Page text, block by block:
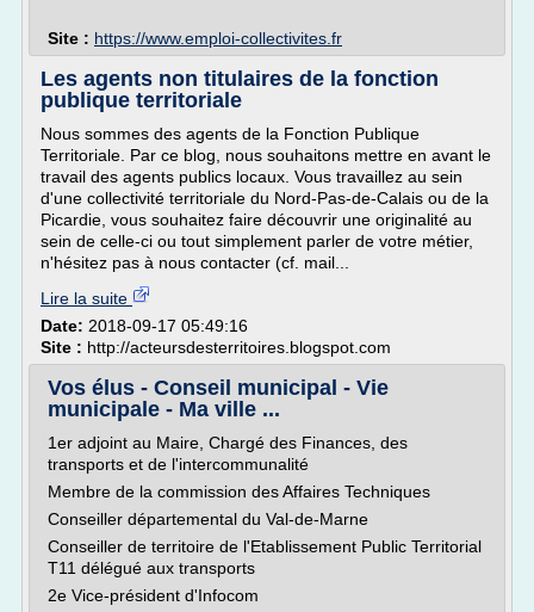
Site : https://www.emploi-collectivites.fr
Les agents non titulaires de la fonction
publique territoriale
Nous sommes des agents de la Fonction Publique
Territoriale. Par ce blog, nous souhaitons mettre en avant le
travail des agents publics locaux. Vous travaillez au sein
d'une collectivité territoriale du Nord-Pas-de-Calais ou de la
Picardie, vous souhaitez faire découvrir une originalité au
sein de celle-ci ou tout simplement parler de votre métier,
n'hésitez pas à nous contacter (cf. mail...
Lire la suite
Date: 2018-09-17 05:49:16
Site : http://acteursdesterritoires.blogspot.com
Vos élus - Conseil municipal - Vie
municipale - Ma ville ...
1er adjoint au Maire, Chargé des Finances, des
transports et de l'intercommunalité
Membre de la commission des Affaires Techniques
Conseiller départemental du Val-de-Marne
Conseiller de territoire de l'Etablissement Public Territorial
T11 délégué aux transports
2e Vice-président d'Infocom